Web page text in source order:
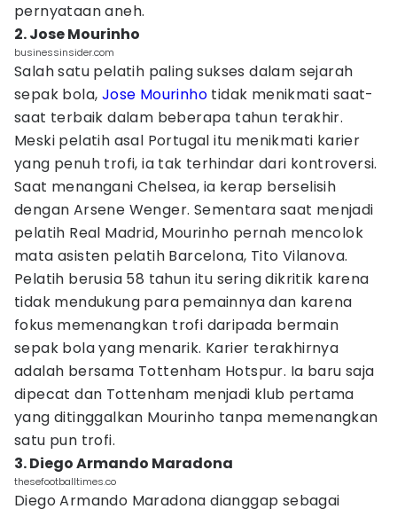
pernyataan aneh.
2. Jose Mourinho
businessinsider.com
Salah satu pelatih paling sukses dalam sejarah
sepak bola, Jose Mourinho tidak menikmati saat-
saat terbaik dalam beberapa tahun terakhir.
Meski pelatih asal Portugal itu menikmati karier
yang penuh trofi, ia tak terhindar dari kontroversi.
Saat menangani Chelsea, ia kerap berselisih
dengan Arsene Wenger. Sementara saat menjadi
pelatih Real Madrid, Mourinho pernah mencolok
mata asisten pelatih Barcelona, Tito Vilanova.
Pelatih berusia 58 tahun itu sering dikritik karena
tidak mendukung para pemainnya dan karena
fokus memenangkan trofi daripada bermain
sepak bola yang menarik. Karier terakhirnya
adalah bersama Tottenham Hotspur. Ia baru saja
dipecat dan Tottenham menjadi klub pertama
yang ditinggalkan Mourinho tanpa memenangkan
satu pun trofi.
3. Diego Armando Maradona
thesefootballtimes.co
Diego Armando Maradona dianggap sebagai